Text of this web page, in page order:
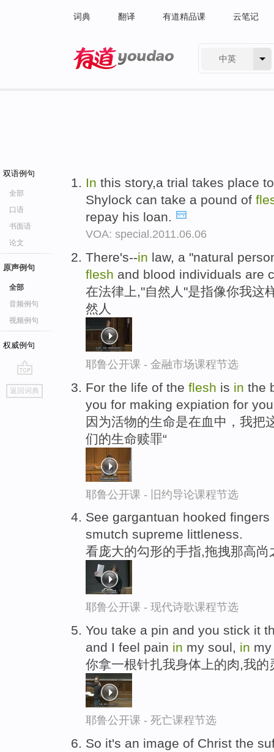
词典 翻译 有道精品课 云笔记
中英
双语例句
全部
口语
书面语
论文
原声例句
全部
音频例句
视频例句
权威例句
go
top
返回词典
In this story,a trial takes place
Shylock can take a pound of
repay his loan.
VOA: special.2011.06.06
There's--in law, a "natural
flesh and blood individuals are
在法律上,"自然人"是指像你我这
然人
耶鲁公开课 - 金融市场课程节选
For the life of the flesh is in the
you for making expiation for
因为活物的生命是在血中，我把
们的生命赎罪“
耶鲁公开课 - 旧约导论课程节选
See gargantuan hooked
smutch supreme littleness.
看庞大的勾形的手指,拖拽那高
耶鲁公开课 - 现代诗歌课程节选
You take a pin and you stick it
and I feel pain in my soul, in
你拿一根针扎我身体上的肉,我
耶鲁公开课 - 死亡课程节选
So it's an image of Christ the